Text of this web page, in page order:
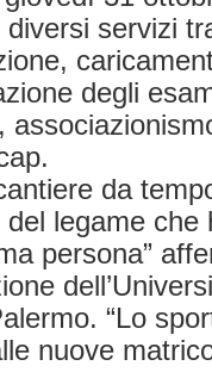
servizi
degli
da
legame
persona”
“Lo
nuove